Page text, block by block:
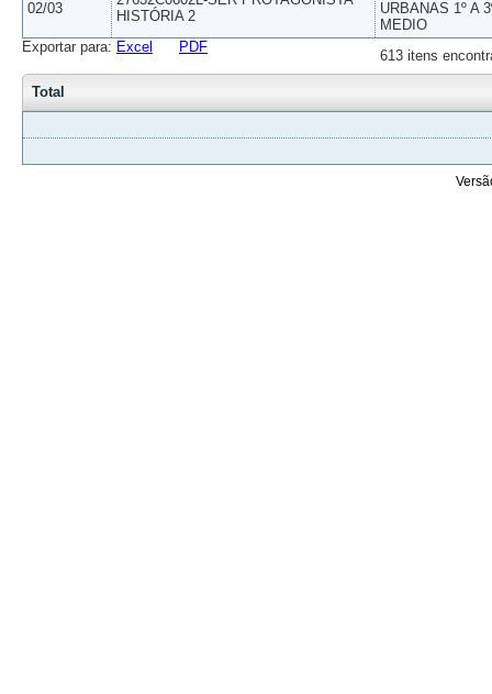
02/03
HISTÓRIA 2
URBANAS 1º A
MEDIO
613 itens
Exportar para: Excel PDF
Total